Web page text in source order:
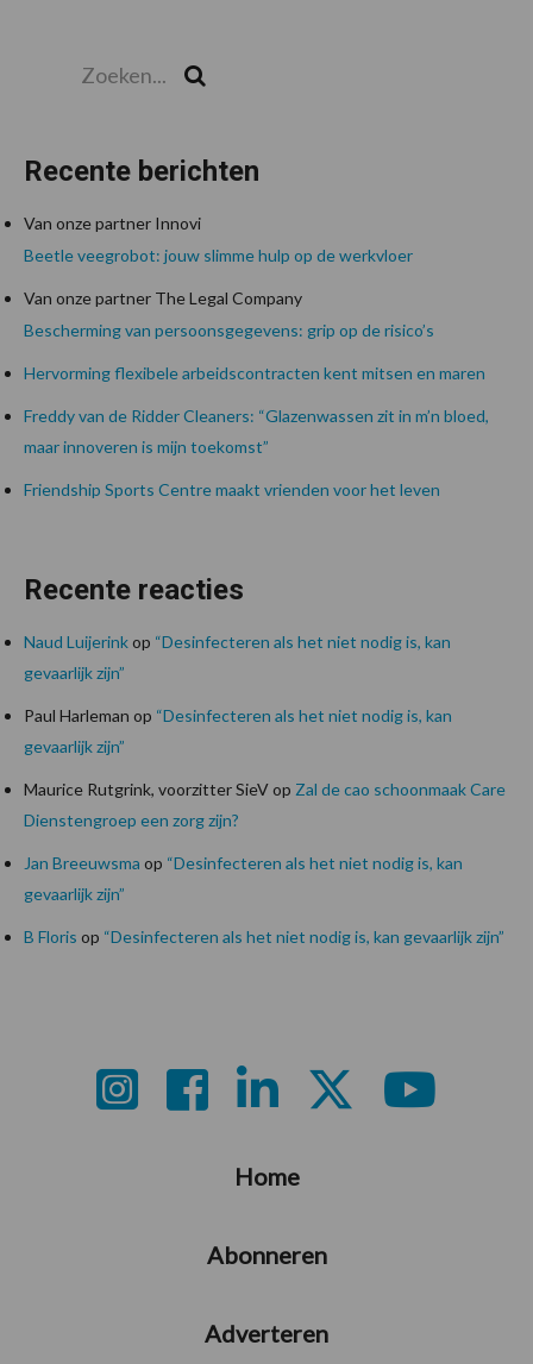
Recente berichten
Van onze partner Innovi
Beetle veegrobot: jouw slimme hulp op de werkvloer
Van onze partner The Legal Company
Bescherming van persoonsgegevens: grip op de risico’s
Hervorming flexibele arbeidscontracten kent mitsen en maren
Freddy van de Ridder Cleaners: “Glazenwassen zit in m’n bloed,
maar innoveren is mijn toekomst”
Friendship Sports Centre maakt vrienden voor het leven
Recente reacties
Naud Luijerinkop “Desinfecteren als het niet nodig is, kan
gevaarlijk zijn”
Paul Harleman op “Desinfecteren als het niet nodig is, kan
gevaarlijk zijn”
Maurice Rutgrink, voorzitter SieVop Zal de cao schoonmaak Care
Dienstengroep een zorg zijn?
Jan Breeuwsma op “Desinfecteren als het niet nodig is, kan
gevaarlijk zijn”
B Floris op “Desinfecteren als het niet nodig is, kan gevaarlijk zijn”
Home
Abonneren
Adverteren